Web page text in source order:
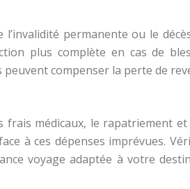
permanente ou le
plus complète en cas de
compenser la perte de
médicaux, le rapatriement
à ces dépenses imprévues.
voyage adaptée à votre